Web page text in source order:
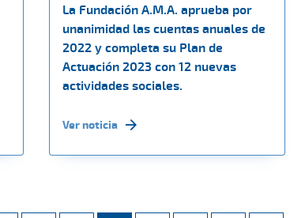
La Fundación A.M.A. aprueba por
unanimidad las cuentas anuales de
2022 y completa su Plan de
Actuación 2023 con 12 nuevas
actividades sociales.
Ver noticia